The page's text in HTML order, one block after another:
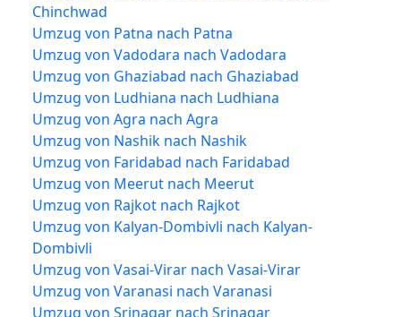
Chinchwad
Umzug von Patna nach Patna
Umzug von Vadodara nach Vadodara
Umzug von Ghaziabad nach Ghaziabad
Umzug von Ludhiana nach Ludhiana
Umzug von Agra nach Agra
Umzug von Nashik nach Nashik
Umzug von Faridabad nach Faridabad
Umzug von Meerut nach Meerut
Umzug von Rajkot nach Rajkot
Umzug von Kalyan-Dombivli nach Kalyan-
Dombivli
Umzug von Vasai-Virar nach Vasai-Virar
Umzug von Varanasi nach Varanasi
Umzug von Srinagar nach Srinagar